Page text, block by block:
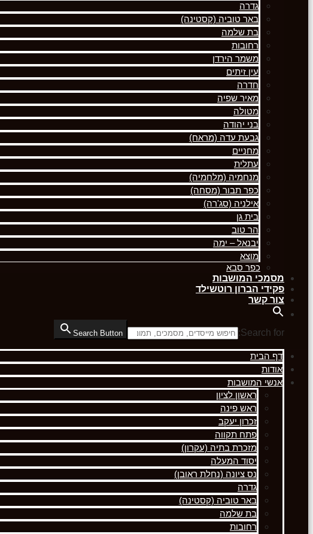
גדרה
באר טוביה (קסטינה)
בת שלמה
רחובות
משמר הירדן
עין זיתים
חדרה
מאיר שפיה
מטולה
בני יהודה
גבעת עדה (מראח)
מחניים
עתלית
מנחמיה (מלחמיה)
כפר תבור (מסחה)
אילניה (סג'רה)
בית גן
הר טוב
יבנאל – ימה
מוצא
כפר סבא
מסמכי המושבות
פקידי הברון רוטשילד
צור קשר
Search for:
Search Button
דף הבית
אודות
אנשי המושבות
ראשון לציון
ראש פינה
זכרון יעקב
פתח תקווה
מזכרת בתיה (עקרון)
יסוד המעלה
נס ציונה (נחלת ראובן)
גדרה
באר טוביה (קסטינה)
בת שלמה
רחובות